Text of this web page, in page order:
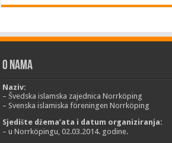
O nama
Naziv:
– Švedska islamska zajednica Norrköping
– Svenska islamiska föreningen Norrköping
Sjedište džema’ata i datum organiziranja:
– u Norrköpingu, 02.03.2014. godine.